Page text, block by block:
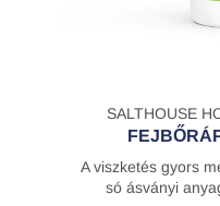
SALTHOUSE
A viszketés gyors
só ásványi